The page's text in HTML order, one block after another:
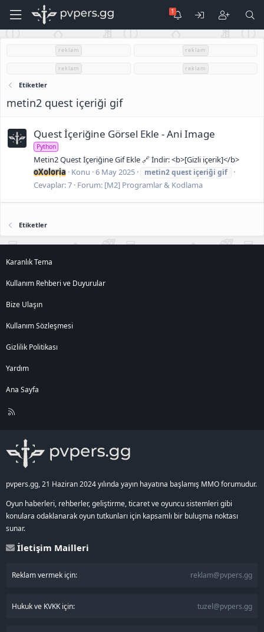
reklam reklam
reklam reklam
Etiketler
metin2 quest içeriği gif
Quest İçeriğine Görsel Ekle - Ani Image
Python
Metin2 Quest İçeriğine Gif Ekle 🔗 İndir: <b>[Gizli içerik]</b>
oXoloria Konu 6 May 2025 metin2quest içeriği gif
Cevaplar: 7 Forum: [M2] Programlar & Kodlama
Etiketler
Karanlık Tema
Kullanım Rehberi ve Duyurular
Bize Ulaşın
Kullanım Sözleşmesi
Gizlilik Politikası
Yardım
Ana Sayfa
R
pvpers.gg, 21 Haziran 2024 yılında yayın hayatına başlamış MMO forumudur.
Oyun haberleri, rehberler, geliştirme, ticaret ve oyuncu sistemleri gibi
konulara odaklanarak oyun tutkunları için kapsamlı bir buluşma noktası
sunar.
İletişim Mailleri
Reklam vermek için: reklam@pvpers.gg
Hukuk ve KVKK için: tuzel@pvpers.gg